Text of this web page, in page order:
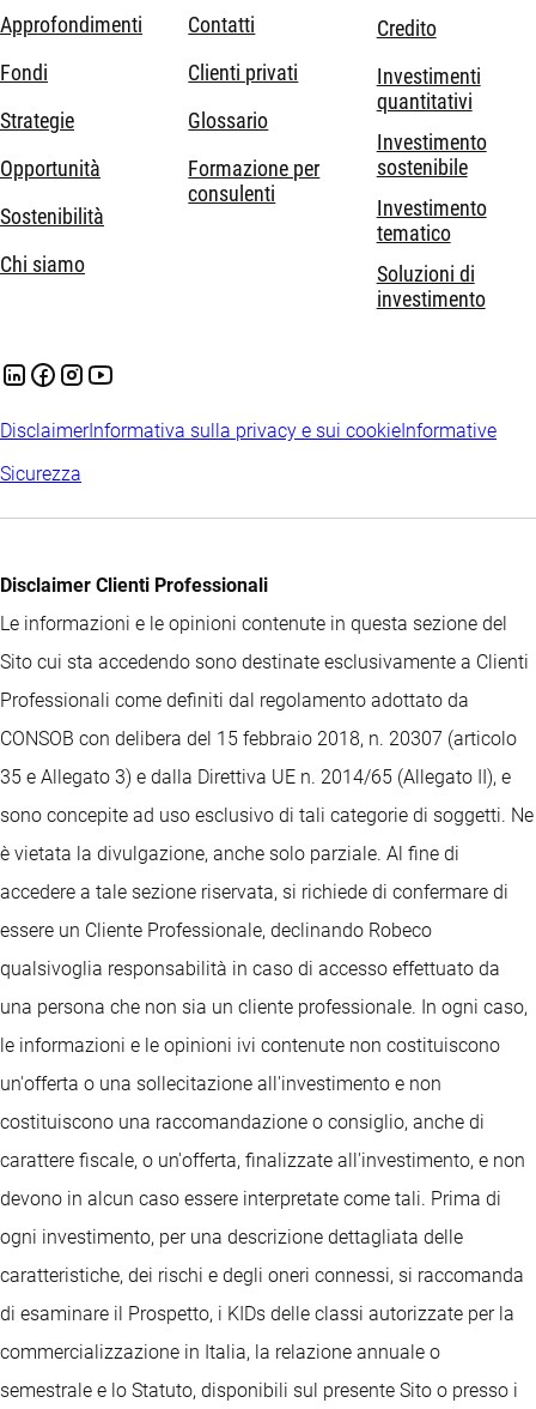
Approfondimenti
Fondi
Strategie
Opportunità
Sostenibilità
Chi siamo
Contatti
Clienti privati
Glossario
Formazione per
consulenti
Credito
Investimenti
quantitativi
Investimento
sostenibile
Investimento
tematico
Soluzioni di
investimento
DisclaimerInformativa sulla privacy e sui cookieInformative
Sicurezza
Disclaimer Clienti Professionali
Le informazioni e le opinioni contenute in questa sezione del
Sito cui sta accedendo sono destinate esclusivamente a Clienti
Professionali come definiti dal regolamento adottato da
CONSOB con delibera del 15 febbraio 2018, n. 20307 (articolo
35 e Allegato 3) e dalla Direttiva UE n. 2014/65 (Allegato II), e
sono concepite ad uso esclusivo di tali categorie di soggetti. Ne
è vietata la divulgazione, anche solo parziale. Al fine di
accedere a tale sezione riservata, si richiede di confermare di
essere un Cliente Professionale, declinando Robeco
qualsivoglia responsabilità in caso di accesso effettuato da
una persona che non sia un cliente professionale. In ogni caso,
le informazioni e le opinioni ivi contenute non costituiscono
un'offerta o una sollecitazione all'investimento e non
costituiscono una raccomandazione o consiglio, anche di
carattere fiscale, o un'offerta, finalizzate all'investimento, e non
devono in alcun caso essere interpretate come tali. Prima di
ogni investimento, per una descrizione dettagliata delle
caratteristiche, dei rischi e degli oneri connessi, si raccomanda
di esaminare il Prospetto, i KIDs delle classi autorizzate per la
commercializzazione in Italia, la relazione annuale o
semestrale e lo Statuto, disponibili sul presente Sito o presso i